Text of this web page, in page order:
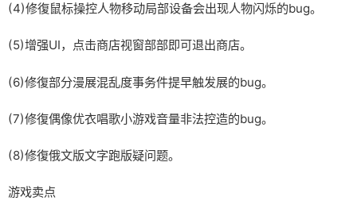
(4)修復鼠标操控人物移动局部设备会出现人物闪烁的bug。
(5)增强UI，点击商店视窗部部即可退出商店。
(6)修復部分漫展混乱度事务件提早触发展的bug。
(7)修復偶像优衣唱歌小游戏音量非法控造的bug。
(8)修復俄文版文字跑版疑问题。
游戏卖点